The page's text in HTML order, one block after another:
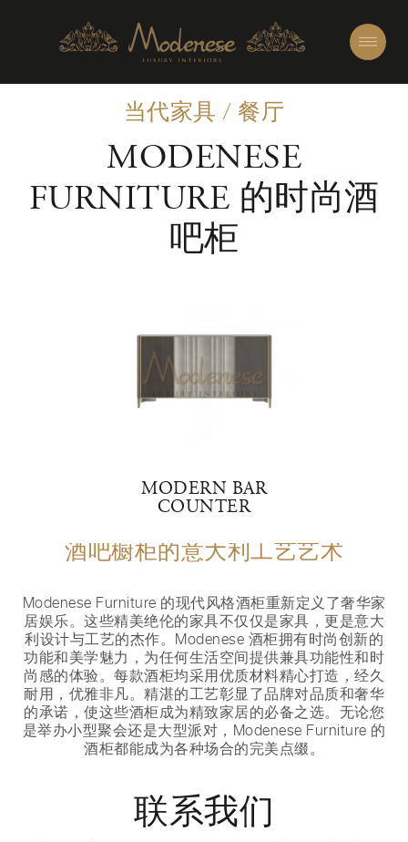
当代家具 / 餐厅
MODENESE
FURNITURE 的时尚酒
吧柜
MODERN BAR
COUNTER
酒吧橱柜的意大利工艺艺术
Modenese Furniture 的现代风格酒柜重新定义了奢华家
居娱乐。这些精美绝伦的家具不仅仅是家具，更是意大
利设计与工艺的杰作。Modenese 酒柜拥有时尚创新的
功能和美学魅力，为任何生活空间提供兼具功能性和时
尚感的体验。每款酒柜均采用优质材料精心打造，经久
耐用，优雅非凡。精湛的工艺彰显了品牌对品质和奢华
的承诺，使这些酒柜成为精致家居的必备之选。无论您
是举办小型聚会还是大型派对，Modenese Furniture 的
酒柜都能成为各种场合的完美点缀。
联系我们